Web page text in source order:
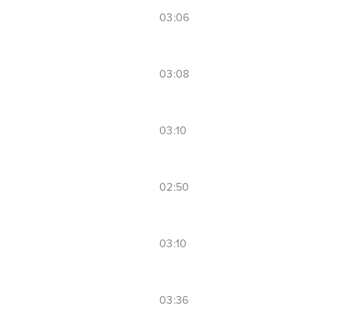
03:06
03:08
03:10
02:50
03:10
03:36